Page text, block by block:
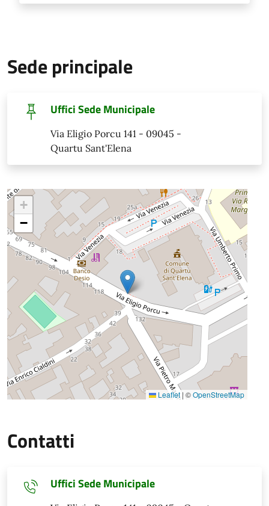
Sede principale
Uffici Sede Municipale
Via Eligio Porcu 141 - 09045 -
Quartu Sant'Elena
+
−
Leaflet | ©OpenStreetMap
Contatti
Uffici Sede Municipale